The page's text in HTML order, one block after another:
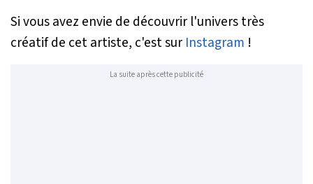
Si vous avez envie de découvrir l'univers très
créatif de cet artiste, c'est sur Instagram !
La suite après cette publicité